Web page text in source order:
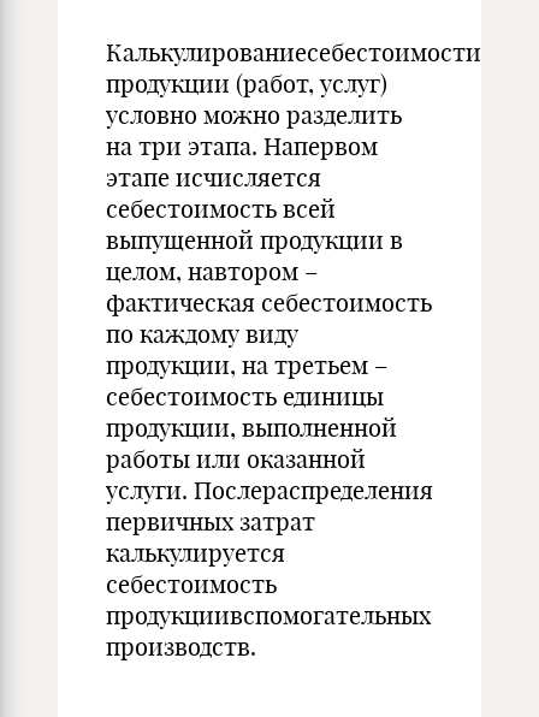
Калькулированиесебестоимости
продукции (работ, услуг)
условно можно разделить
на три этапа. Напервом
этапе исчисляется
себестоимость всей
выпущенной продукции в
целом, навтором –
фактическая себестоимость
по каждому виду
продукции, на третьем –
себестоимость единицы
продукции, выполненной
работы или оказанной
услуги. Послераспределения
первичных затрат
калькулируется
себестоимость
продукциивспомогательных
производств.